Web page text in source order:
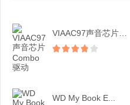
WD My Book E...